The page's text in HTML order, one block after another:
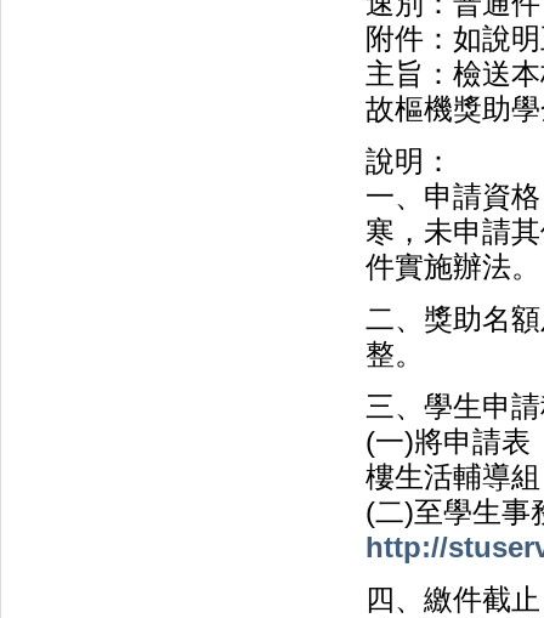
附件：如說
主旨：檢送
故樞機獎助
說明：
一、申請資
寒，未申請
件實施辦法。
二、獎助名
整。
三、學生申
(一)將申請表
樓生活輔導
(二)至學生事
http://
四、繳件截